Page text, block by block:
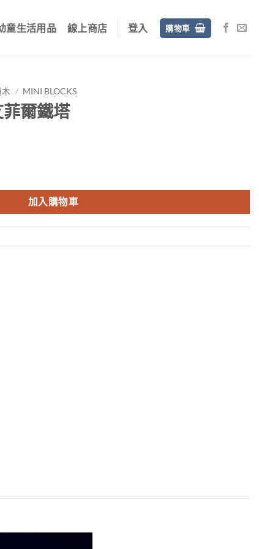
童生活用品 線上商店 登入 購物車
木 / MINI BLOCKS
爾鐵塔
加入購物車